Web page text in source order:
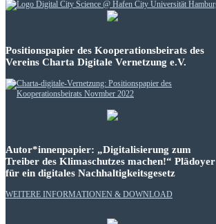
Positionspapier des Kooperationsbeirats des
Vereins Charta Digitale Vernetzung e.V.
Autor*innenpapier: „Digitalisierung zum
Treiber des Klimaschutzes machen!“ Plädoyer
für ein digitales Nachhaltigkeitsgesetz
WEITERE INFORMATIONEN & DOWNLOAD